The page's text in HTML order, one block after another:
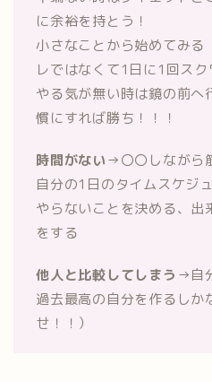
に余裕を持とう！
小さなことから始めてみる
レではなくて1日に1回スク
やる気が無い時は鏡の前へ
慣にすれば勝ち！！！
時間がない→〇〇しながら
自分の1日のタイムスケジ
やらないことを決める、出
をする
他人と比較してしまう →自
過去最高の自分を作るしか
せ！！）